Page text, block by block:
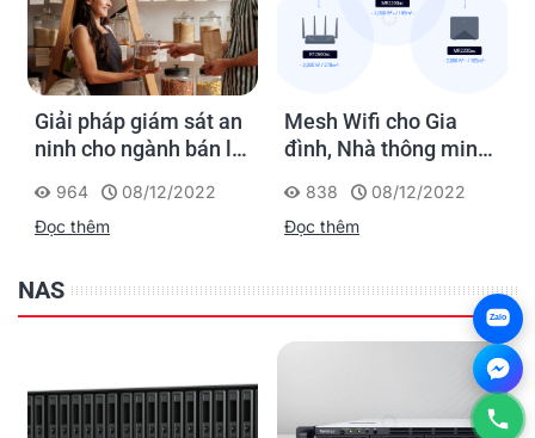
Giải pháp giám sát an
ninh cho ngành bán lẻ
964
08/12/2022
Đọc thêm
Mesh Wifi cho Gia
đình, Nhà thông minh
phòng nhỏ
838
08/12/2022
Đọc thêm
NAS
Zalo